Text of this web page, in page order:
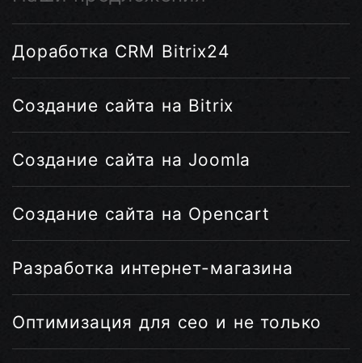
Доработка CRM Bitrix24
Создание сайта на Bitrix
Создание сайта на Joomla
Создание сайта на Opencart
Разработка интернет-магазина
Оптимизация для сео и не только